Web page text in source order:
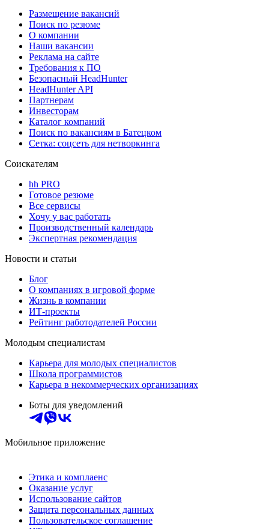
Размещение вакансий
Поиск по резюме
О компании
Наши вакансии
Реклама на сайте
Требования к ПО
Безопасный HeadHunter
HeadHunter API
Партнерам
Инвесторам
Каталог компаний
Поиск по вакансиям в Батецком
Сетка: соцсеть для нетворкинга
Соискателям
hh PRO
Готовое резюме
Все сервисы
Хочу у вас работать
Производственный календарь
Экспертная рекомендация
Новости и статьи
Блог
О компаниях в игровой форме
Жизнь в компании
ИТ-проекты
Рейтинг работодателей России
Молодым специалистам
Карьера для молодых специалистов
Школа программистов
Карьера в некоммерческих организациях
Боты для уведомлений
Мобильное приложение
Этика и комплаенс
Оказание услуг
Использование сайтов
Защита персональных данных
Пользовательское соглашение